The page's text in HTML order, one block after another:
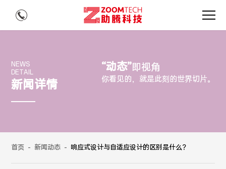
NEWS
DETAIL
新闻详情
“动态”即视角
你看见的，就是此刻的世界切片。
首页 - 新闻动态 - 响应式设计与自适应设计的区别是什么？